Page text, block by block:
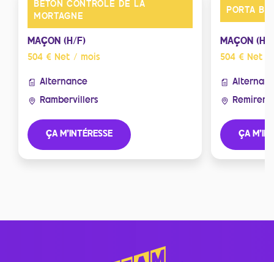
BETON CONTROLE DE LA
MORTAGNE
MAÇON (H/F)
504 € Net / mois
Alternance
Rambervillers
ÇA M'INTÉRESSE
PORTA
MAÇON (H/
504 € Net /
ÇA